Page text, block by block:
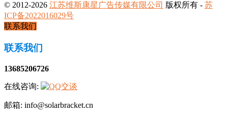
© 2012-2026 江苏维斯康星广告传媒有限公司 版权所有 - 苏
ICP备2022016029号
联系我们
联系我们
13685206726
在线咨询:
邮箱: info@solarbracket.cn